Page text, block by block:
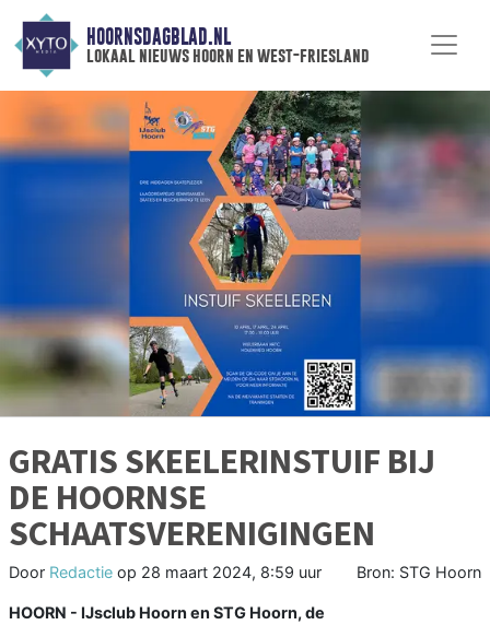
HOORNSDAGBLAD.NL
lokaal nieuws hoorn en west-friesland
GRATIS SKEELERINSTUIF BIJ
DE HOORNSE
SCHAATSVERENIGINGEN
Door Redactie op 28 maart 2024, 8:59 uur Bron: STG Hoorn
HOORN - IJsclub Hoorn en STG Hoorn, de